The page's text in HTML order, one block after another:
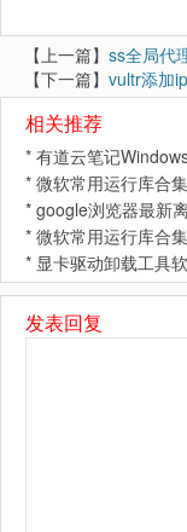
【上一篇】 ss全局代
【下一篇】 vultr添加
相关推荐
* 有道云笔记
* 微软常用运行库合
* google浏览器最新
* 微软常用运行库合
* 显卡驱动卸载工具
发表回复